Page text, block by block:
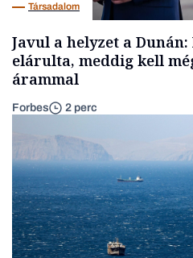
Társadalom
Javul a helyzet a
elárulta, meddig kell
árammal
Forbes 2 perc